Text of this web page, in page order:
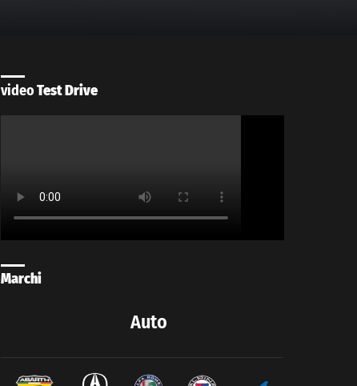
videoTest Drive
Marchi
Auto